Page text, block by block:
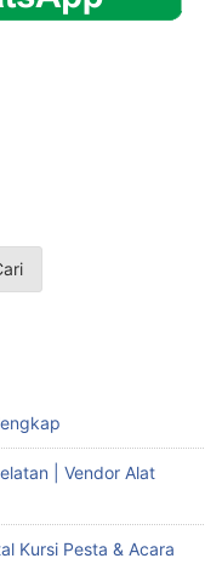
| Vendor Alat
Kursi Pesta & Acara